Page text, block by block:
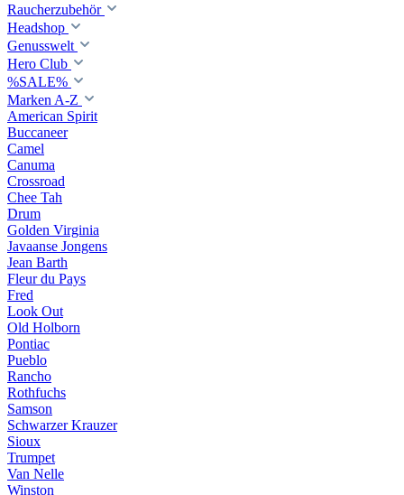
Raucherzubehör
Headshop
Genusswelt
Hero Club
%SALE%
Marken A-Z
American Spirit
Buccaneer
Camel
Canuma
Crossroad
Сhee Tah
Drum
Golden Virginia
Javaanse Jongens
Jean Barth
Fleur du Pays
Fred
Look Out
Old Holborn
Pontiac
Pueblo
Rancho
Rothfuchs
Samson
Schwarzer Krauzer
Sioux
Trumpet
Van Nelle
Winston